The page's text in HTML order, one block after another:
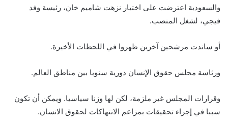
والسعودية اعترضت على اختيار نزهت شاميم خان، رئيسة وفد
فيجي، لشغل المنصب.
أو ساندت مرشحين آخرين ظهروا في اللحظات الأخيرة.
ورئاسة مجلس حقوق الإنسان دورية سنويا بين مناطق العالم.
وقرارات المجلس غير ملزمة، لكن لها وزنا سياسيا. ويمكن أن تكون
سببا في إجراء تحقيقات بمزاعم الانتهاكات لحقوق الانسان.